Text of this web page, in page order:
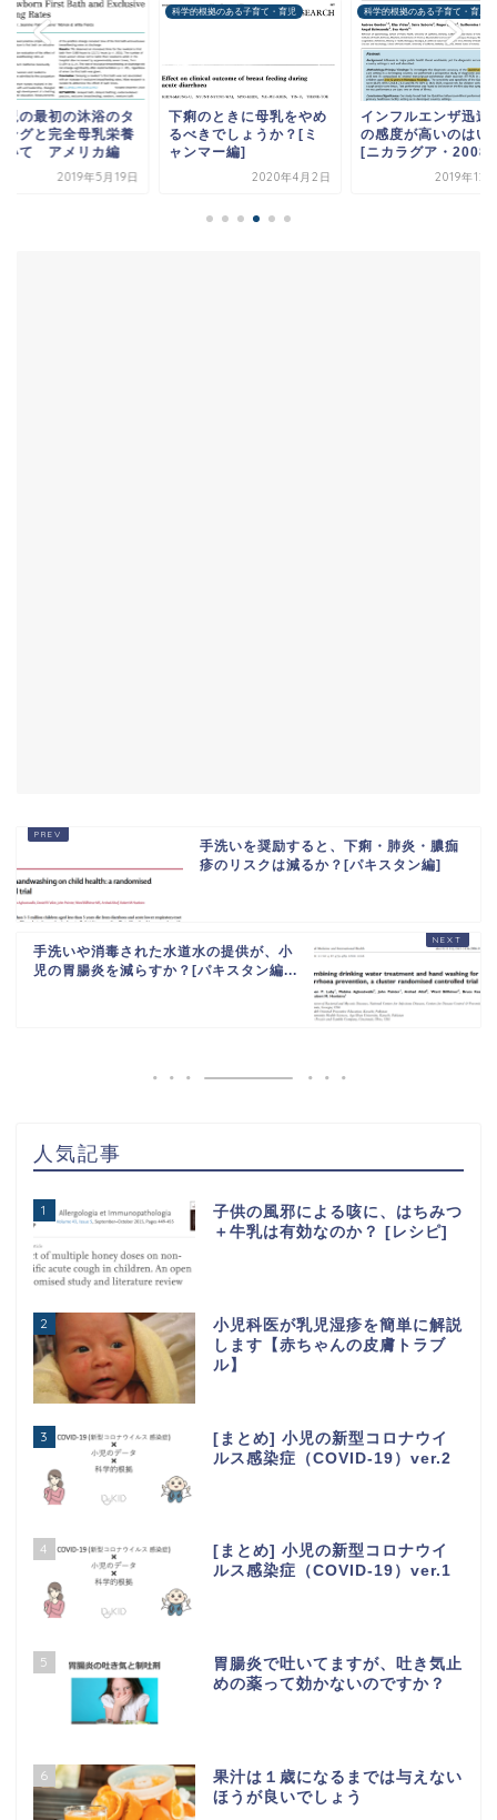
児の最初の沐浴のタ
ングと完全母乳栄養
いて アメリカ編
2019年5月19日
科学的根拠のある子育て・育児
下痢のときに母乳をやめ
るべきでしょうか？[ミ
ャンマー編]
2020年4月2日
科学的根拠のある子育て・育児
インフルエンザ迅速
の感度が高いのはい
[ニカラグア・
2019年12
手洗いを奨励すると、下痢・肺炎・膿痂
疹のリスクは減るか？[パキスタン編]
手洗いや消毒された水道水の提供が、小
児の胃腸炎を減らすか？[パキスタン編...
人気記事
1
子供の風邪による咳に、はちみつ
＋牛乳は有効なのか？ [レシピ]
2
小児科医が乳児湿疹を簡単に解説
します【赤ちゃんの皮膚トラブ
ル】
3
[まとめ] 小児の新型コロナウイ
ルス感染症（COVID-19）ver.2
4
[まとめ] 小児の新型コロナウイ
ルス感染症（COVID-19）ver.1
5
胃腸炎で吐いてますが、吐き気止
めの薬って効かないのですか？
6
果汁は１歳になるまでは与えない
ほうが良いでしょう